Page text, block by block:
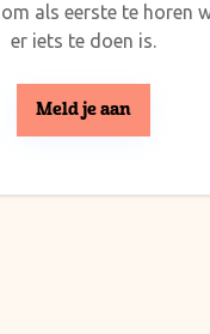
als eerste te horen
er iets te doen is.
Meld je aan